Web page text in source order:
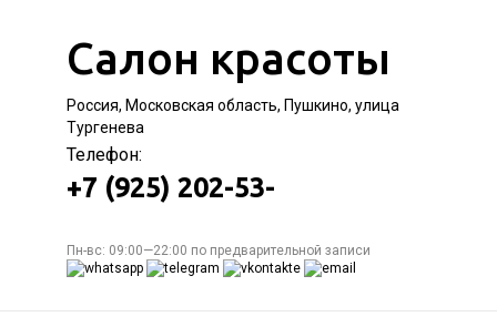
Салон красоты
Россия, Московская область, Пушкино, улица
Тургенева
Телефон:
+7 (925) 202-53-
Пн-вс: 09:00—22:00 по предварительной записи